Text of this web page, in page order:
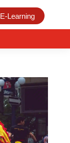
E-Learning